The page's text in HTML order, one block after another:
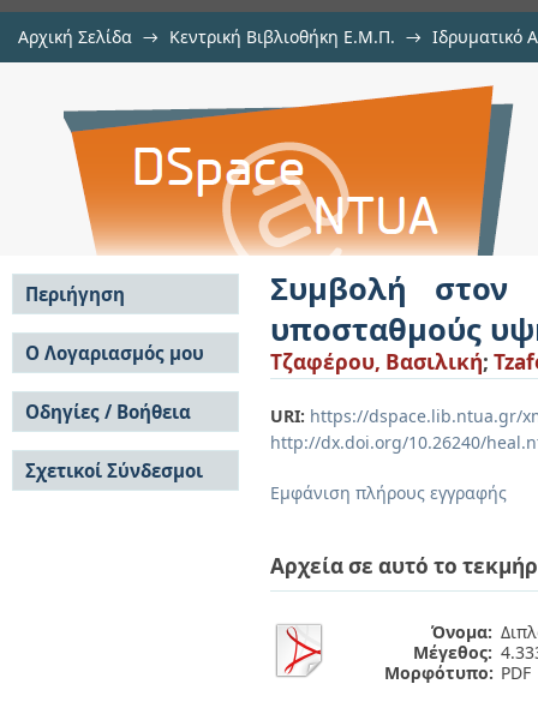
Αρχική Σελίδα → Κεντρική Βιβλιοθήκη Ε.Μ.Π. → Ιδρυματικό
Συμβολή στον υπολογισμό
τάσης
Συμβολή στον
υποσταθμούς
Τζαφέρου, Βασιλική;
URI: https://dspace.lib.ntua.gr/
http://dx.doi.org/10.26240/
Εμφάνιση πλήρους εγγραφής
Αρχεία σε αυτό το
Όνομα:
Μέγεθος:
Μορφότυπο: PDF
Περιήγηση
Σε όλο το DSpace
Κοινότητες & Συλλογές
Ανά Ημερομηνία
Έκδοσης
Συγγραφείς
Τίτλοι
Θέματα
Ο Λογαριασμός μου
Σύνδεση
Εγγραφή
Οδηγίες / Βοήθεια
Οδηγίες Υποβολής
Οδηγίες Χρήσης ΙΑ
Συχνές Ερωτήσεις
Σχετικοί Σύνδεσμοι